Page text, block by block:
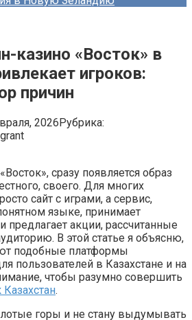
казино «Восток» в
игроков:
причин
2026Рубрика:
сразу появляется образ
своего. Для многих
сайт с играми, а сервис,
языке, принимает
акции, рассчитанные
В этой статье я объясню,
подобные платформы
пользователей в Казахстане и на
чтобы разумно совершить
.
горы и не стану выдумывать